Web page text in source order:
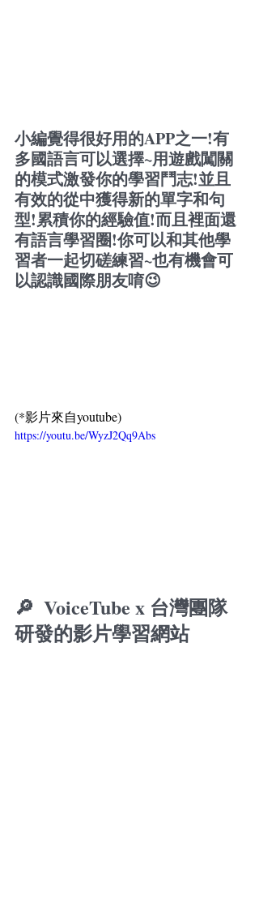
小編覺得很好用的APP之一!有
多國語言可以選擇~用遊戲闖關
的模式激發你的學習鬥志!並且
有效的從中獲得新的單字和句
型!累積你的經驗值!而且裡面還
有語言學習圈!你可以和其他學
習者一起切磋練習~也有機會可
以認識國際朋友唷😉
(*影片來自youtube)
https://youtu.be/WyzJ2Qq9Abs
🔎 VoiceTube x 台灣團隊
研發的影片學習網站